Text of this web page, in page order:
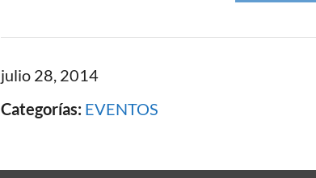
julio 28, 2014
Categorías: EVENTOS